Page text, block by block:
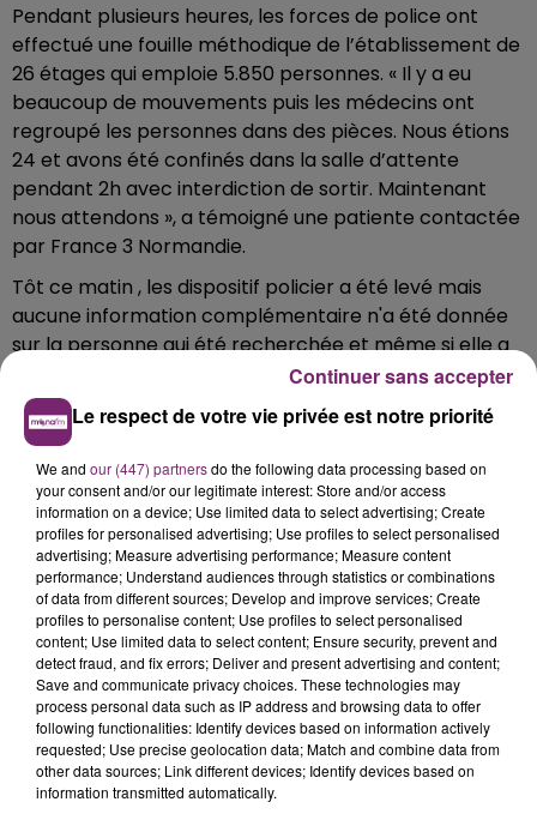
Pendant plusieurs heures, les forces de police ont
effectué une fouille méthodique de l’établissement de
26 étages qui emploie 5.850 personnes. « Il y a eu
beaucoup de mouvements puis les médecins ont
regroupé les personnes dans des pièces. Nous étions
24 et avons été confinés dans la salle d’attente
pendant 2h avec interdiction de sortir. Maintenant
nous attendons », a témoigné une patiente contactée
par France 3 Normandie.
Tôt ce matin , les dispositif policier a été levé mais
aucune information complémentaire n'a été donnée
sur la personne qui été recherchée et même si elle a
Le respect de votre vie privée est notre priorité
We and our (447) partnersdo the following data processing based on
your consent and/or our legitimate interest: Store and/or access
information on a device; Use limited data to select advertising; Create
profiles for personalised advertising; Use profiles to select personalised
advertising; Measure advertising performance; Measure content
performance; Understand audiences through statistics or combinations
of data from different sources; Develop and improve services; Create
profiles to personalise content; Use profiles to select personalised
content; Use limited data to select content; Ensure security, prevent and
detect fraud, and fix errors; Deliver and present advertising and content;
Save and communicate privacy choices. These technologies may
process personal data such as IP address and browsing data to offer
following functionalities: Identify devices based on information actively
requested; Use precise geolocation data; Match and combine data from
other data sources; Link different devices; Identify devices based on
information transmitted automatically.
Continuer sans accepter